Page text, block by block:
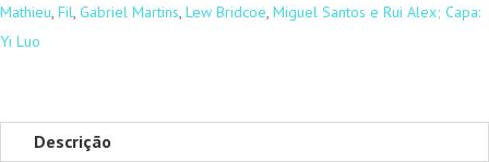
Mathieu, Fil, Gabriel Martins, Lew Bridcoe, Miguel Santos e Rui Alex; Capa:
Yi Luo
Descrição